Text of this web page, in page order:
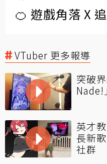
🍊 遊戲角落 X
VTuber 更多報導
突破
Nade!
英才
長新
社群